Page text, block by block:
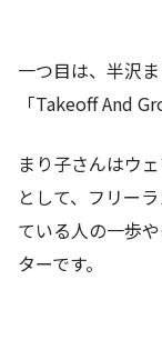
一つ目は、半沢
「Takeoff And
まり子さんはウ
として、フリー
ている人の一歩
ターです。